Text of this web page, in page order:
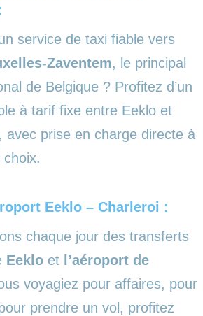
service de taxi fiable vers
Zaventem, le principal
de Belgique ? Profitez d’un
à tarif fixe entre Eeklo et
, avec prise en charge directe à
choix.
Eeklo – Charleroi :
chaque jour des transferts
Eeklo et l’aéroport de
voyagiez pour affaires, pour
prendre un vol, profitez